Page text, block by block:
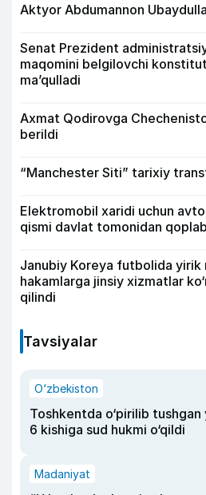
Aktyor Abdu­mannon
Senat Prezident
maqomini belgilovchi
ma’qulladi
Axmat Qodirovga
berildi
“Manchester Siti” tarixiy
Elektromobil xaridi uchun
qismi davlat tomonidan
Janubiy Koreya futbolida yirik
hakamlarga jinsiy xizmatlar
qilindi
Tavsiyalar
O‘zbekiston
Toshkentda o‘pirilib tushgan
6 kishiga sud hukmi o‘qildi
Madaniyat